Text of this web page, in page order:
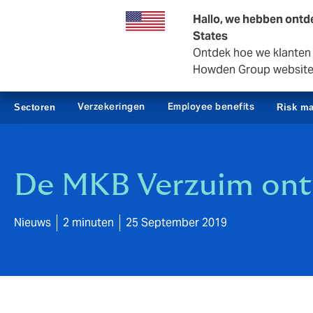
Hallo, we hebben
States
Ontdek hoe we
Howden Group website
Private Insurance
Sectoren Verzekeringen Employee benefits Risk
De MKB Verzuim
Nieuws 2 minuten 25 September 2019